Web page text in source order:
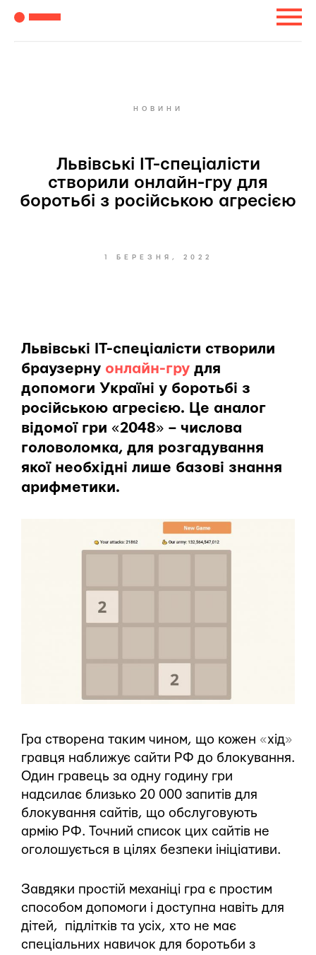
НОВИНИ
Львівські ІТ-спеціалісти
створили онлайн-гру для
боротьбі з російською агресією
1 БЕРЕЗНЯ, 2022
Львівські ІТ-спеціалісти створили
браузерну онлайн-гру для
допомоги Україні у боротьбі з
російською агресією. Це аналог
відомої гри «2048» – числова
головоломка, для розгадування
якої необхідні лише базові знання
арифметики.
Гра створена таким чином, що кожен «хід»
гравця наближує сайти РФ до блокування.
Один гравець за одну годину гри
надсилає близько 20 000 запитів для
блокування сайтів, що обслуговують
армію РФ. Точний список цих сайтів не
оголошується в цілях безпеки ініціативи.
Завдяки простій механіці гра є простим
способом допомоги і доступна навіть для
дітей, підлітків та усіх, хто не має
спеціальних навичок для боротьби з